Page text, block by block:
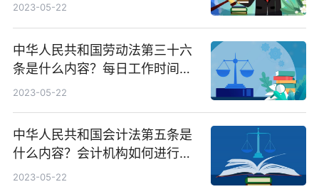
2023-05-22
中华人民共和国劳动法第三十六
条是什么内容？每日工作时间超
过八个小时加班费怎么算？
2023-05-22
中华人民共和国会计法第五条是
什么内容？会计机构如何进行会
计核算？
2023-05-22